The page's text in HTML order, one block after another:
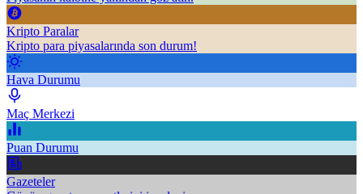
Kripto Paralar
Kripto para piyasalarında son durum!
Hava Durumu
Maç Merkezi
Puan Durumu
Gazeteler